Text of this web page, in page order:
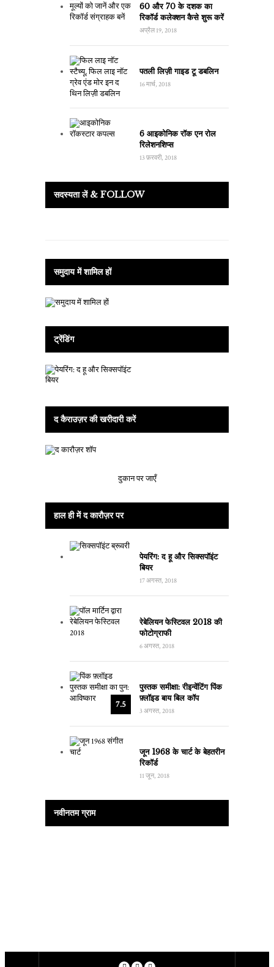
60 और 70 के दशक का
रिकॉर्ड कलेक्शन कैसे शुरू करें
अप्रैल 19, 2018
पतली लिज़ी गाइड टू डबलिन
16 मार्च, 2018
6 आइकोनिक रॉक एन रोल
रिलेशनशिप्स
13 फ़रवरी, 2018
सदस्यता लें & FOLLOW
समुदाय में शामिल हों
ट्रेंडिंग
द कैराउज़र की खरीदारी करें
दुकान पर जाएँ
हाल ही में द कारौज़र पर
पेयरिंग: द हू और सिक्सपॉइंट
बियर
17 अगस्त, 2018
रेबेलियन फेस्टिवल 2018 की
फोटोग्राफी
6 अगस्त, 2018
7.5
पुस्तक समीक्षा: रीइन्वेंटिंग पिंक
फ़्लॉइड बाय बिल कॉप
3 अगस्त, 2018
जून 1968 के चार्ट के बेहतरीन
रिकॉर्ड
11 जून, 2018
नवीनतम ग्राम